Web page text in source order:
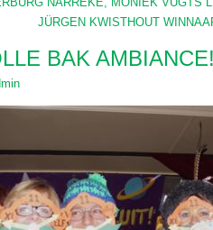
JÜRGEN KWISTHOUT
BAK AMBIANCE!